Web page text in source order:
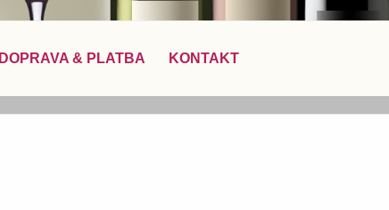
DOPRAVA & PLATBA KONTAKT